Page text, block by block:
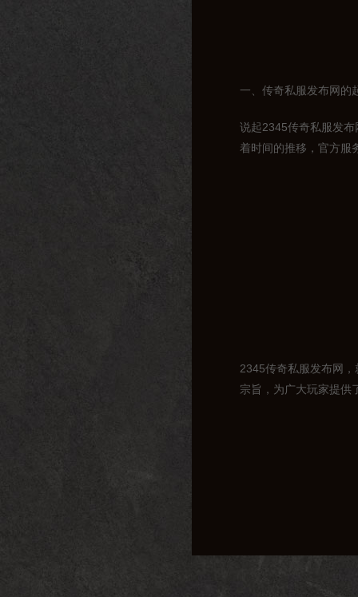
一、传奇私服发布网的
说起2345传奇私服发
着时间的推移，官方服
2345传奇私服发布网
宗旨，为广大玩家提供